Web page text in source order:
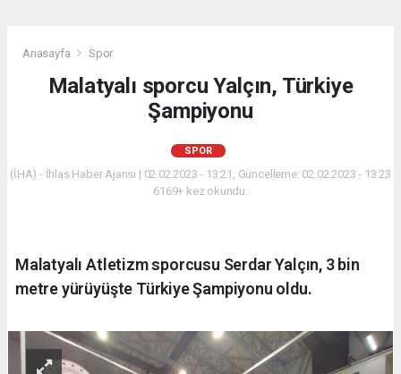
Anasayfa Spor
Malatyalı sporcu Yalçın, Türkiye
Şampiyonu
SPOR
(İHA) - İhlas Haber Ajansı | 02.02.2023 - 13:21, Güncelleme: 02.02.2023 - 13:23
6169+ kez okundu.
Malatyalı Atletizm sporcusu Serdar Yalçın, 3 bin
metre yürüyüşte Türkiye Şampiyonu oldu.